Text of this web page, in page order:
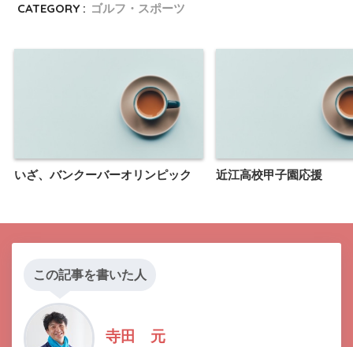
CATEGORY : ゴルフ・スポーツ
いざ、バンクーバーオリンピック 近江高校甲子園応援
この記事を書いた人
寺田 元